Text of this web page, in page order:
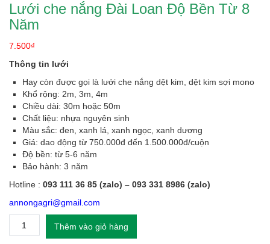
Lưới che nắng Đài Loan Độ Bền Từ 8
Năm
7.500₫
Thông tin lưới
Hay còn được gọi là lưới che nắng dệt kim, dệt kim sợi mono
Khổ rộng: 2m, 3m, 4m
Chiều dài: 30m hoặc 50m
Chất liệu: nhựa nguyên sinh
Màu sắc: đen, xanh lá, xanh ngọc, xanh dương
Giá: dao động từ 750.000đ đến 1.500.000đ/cuộn
Độ bền: từ 5-6 năm
Bảo hành: 3 năm
Hotline : 093 111 36 85 (zalo) – 093 331 8986 (zalo)
annongagri@gmail.com
Lưới
Thêm vào giỏ hàng